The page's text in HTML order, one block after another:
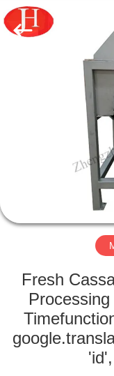
VR
TENTANG
KAMI
TUR
Zhengzhou
Jinghua
Industry
Co.,Ltd..
Fresh